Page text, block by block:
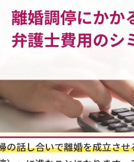
の話し合いで離婚を成立さ